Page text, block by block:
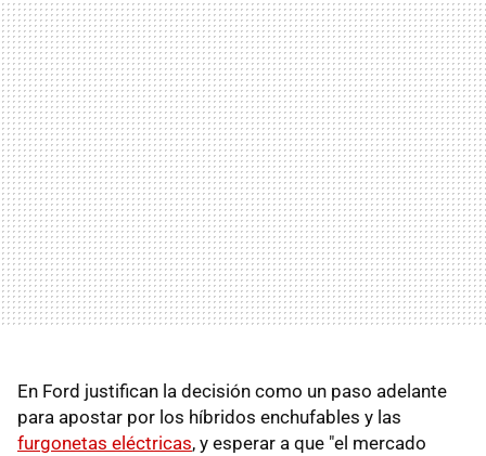
En Ford justifican la decisión como un paso adelante
para apostar por los híbridos enchufables y las
furgonetas eléctricas, y esperar a que "el mercado